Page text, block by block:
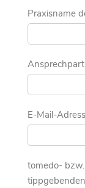
Kopf
frei
Praxisname
E-Mail-
tomedo-